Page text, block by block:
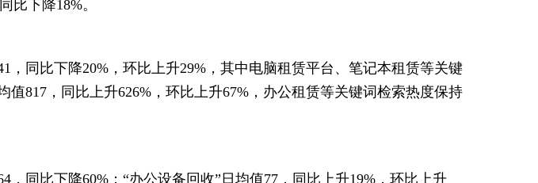
比下降18%。
，同比下降20%，环比上升29%，其中电脑租赁平台、笔记本租赁等关键
值817，同比上升626%，环比上升67%，办公租赁等关键词检索热度保持
，同比下降60%；“办公设备回收”日均值77，同比上升19%，环比上升